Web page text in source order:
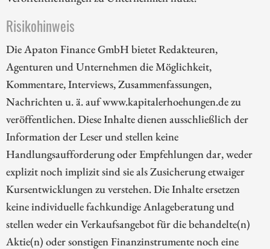
Risikohinweis
Die Apaton Finance GmbH bietet Redakteuren,
Agenturen und Unternehmen die Möglichkeit,
Kommentare, Interviews, Zusammenfassungen,
Nachrichten u. ä. auf www.kapitalerhoehungen.de zu
veröffentlichen. Diese Inhalte dienen ausschließlich der
Information der Leser und stellen keine
Handlungsaufforderung oder Empfehlungen dar, weder
explizit noch implizit sind sie als Zusicherung etwaiger
Kursentwicklungen zu verstehen. Die Inhalte ersetzen
keine individuelle fachkundige Anlageberatung und
stellen weder ein Verkaufsangebot für die behandelte(n)
Aktie(n) oder sonstigen Finanzinstrumente noch eine